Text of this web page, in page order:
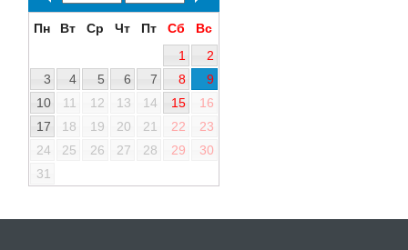
Пн Вт Ср Чт Пт Сб
Вс
1
2
3
4 5 6 7 8
9
10
11 12 13 14 15
16
17
18 19 20 21 22
23
24
25 26 27 28 29
30
31